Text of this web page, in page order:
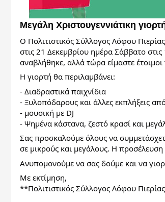
Μεγάλη Χριστουγεννιάτικη
Ο Πολιτιστικός Σύλλογος Λόφου
στις 21 Δεκεμβρίου ημέρα Σάββατο
αναβλήθηκε, αλλά τώρα είμαστε
Η γιορτή θα περιλαμβάνει:
- Διαδραστικά παιχνίδια
- Ξυλοπόδαρους και άλλες εκπλήξεις
- μουσική με DJ
- Ψημένα κάστανα, ζεστό κρασί και
Σας προσκαλούμε όλους να
σε μικρούς και μεγάλους. Η
Ανυπομονούμε να σας δούμε και να
Με εκτίμηση,
**Πολιτιστικός Σύλλογος Λόφου